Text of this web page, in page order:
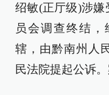
绍敏(正厅级)涉
员会调查终结
辖，由黔南州人
民法院提起公诉